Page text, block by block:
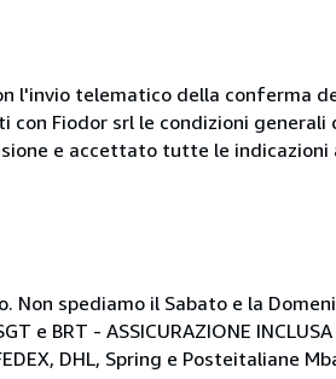
l'invio telematico della conferma
Fiodor srl le condizioni
e accettato tutte le
spediamo il Sabato e la
e BRT - ASSICURAZIONE INCLUSA
DHL, Spring e Posteitaliane